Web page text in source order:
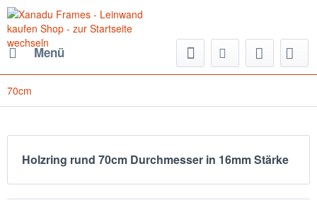
Menü
70cm
Holzring rund 70cm Durchmesser in 16mm Stärke